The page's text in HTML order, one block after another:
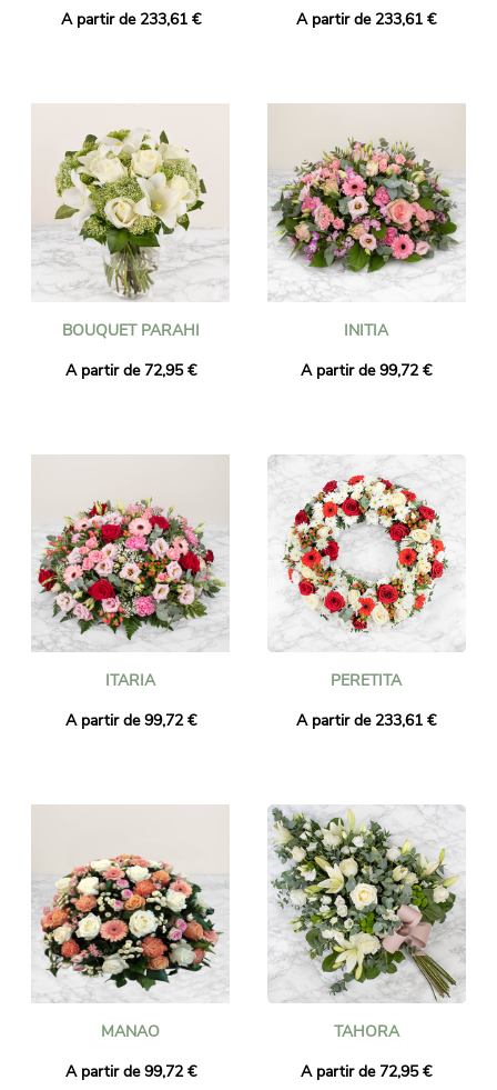
A partir de 233,61 € A partir de 233,61 €
BOUQUET PARAHI
A partir de 72,95 €
INITIA
A partir de 99,72 €
ITARIA
A partir de 99,72 €
PERETITA
A partir de 233,61 €
MANAO
A partir de 99,72 €
TAHORA
A partir de 72,95 €